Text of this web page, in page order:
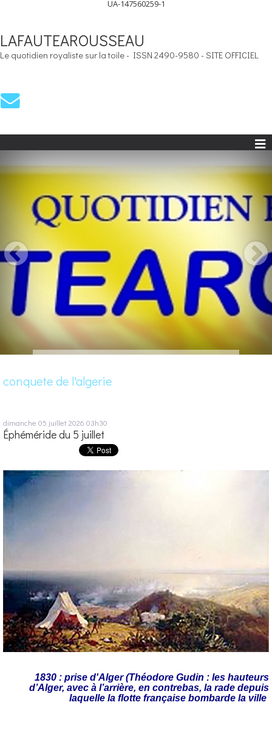
UA-147560259-1
LAFAUTEAROUSSEAU
Le quotidien royaliste sur la toile - ISSN 2490-9580 - SITE OFFICIEL
conquete de l'algerie
dimanche 05 juillet 2026 03h30
Éphéméride du 5 juillet
1830 : prise d'Alger (Théodore Gudin : les hauteurs
d’Alger, avec à l’arrière, en contrebas, la rade depuis
laquelle la flotte française bombarde la ville